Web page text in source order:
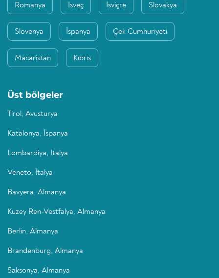
Romanya İsveç İsviçre Slovakya
Slovenya İspanya Çek Cumhuriyeti
Macaristan Kıbrıs
Üst bölgeler
Tirol, Avusturya
Katalonya, İspanya
Lombardiya, İtalya
Veneto, İtalya
Bavyera, Almanya
Kuzey Ren-Vestfalya, Almanya
Berlin, Almanya
Brandenburg, Almanya
Saksonya, Almanya